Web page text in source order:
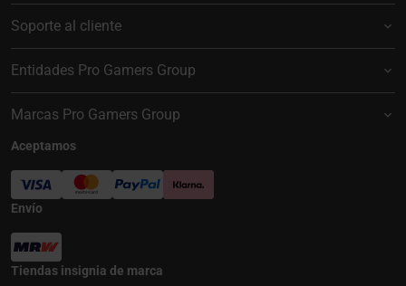
Soporte al cliente
Entidades Pro Gamers Group
Marcas Pro Gamers Group
Aceptamos
Envío
Tiendas insignia de marca